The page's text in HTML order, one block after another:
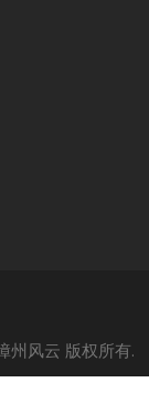
州风云 版权所有.